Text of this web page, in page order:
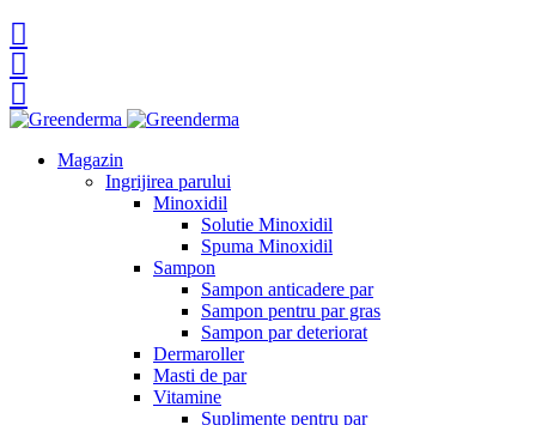
Magazin
Ingrijirea parului
Minoxidil
Solutie Minoxidil
Spuma Minoxidil
Sampon
Sampon anticadere par
Sampon pentru par gras
Sampon par deteriorat
Dermaroller
Masti de par
Vitamine
Suplimente pentru par